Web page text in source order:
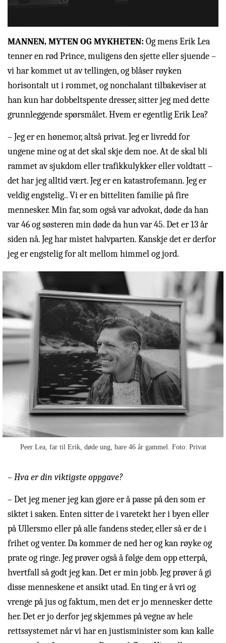
MANNEN, MYTEN OG MYKHETEN: Og mens Erik Lea
tenner en rød Prince, muligens den sjette eller sjuende –
vi har kommet ut av tellingen, og blåser røyken
horisontalt ut i rommet, og nonchalant tilbakeviser at
han kun har dobbeltspente dresser, sitter jeg med dette
grunnleggende spørsmålet. Hvem er egentlig Erik Lea?
– Jeg er en hønemor, altså privat. Jeg er livredd for
ungene mine og at det skal skje dem noe. At de skal bli
rammet av sjukdom eller trafikkulykker eller voldtatt –
det har jeg alltid vært. Jeg er en katastrofemann. Jeg er
veldig engstelig.. Vi er en bitteliten familie på fire
mennesker. Min far, som også var advokat, døde da han
var 46 og søsteren min døde da hun var 45. Det er 13 år
siden nå. Jeg har mistet halvparten. Kanskje det er derfor
jeg er engstelig for alt mellom himmel og jord.
Peer Lea, far til Erik, døde ung, bare 46 år gammel. Foto: Privat
– Hva er din viktigste oppgave?
– Det jeg mener jeg kan gjøre er å passe på den som er
siktet i saken. Enten sitter de i varetekt her i byen eller
på Ullersmo eller på alle fandens steder, eller så er de i
frihet og venter. Da kommer de ned her og kan røyke og
prate og ringe. Jeg prøver også å følge dem opp etterpå,
hvertfall så godt jeg kan. Det er min jobb. Jeg prøver å gi
disse menneskene et ansikt utad. En ting er å vri og
vrenge på jus og faktum, men det er jo mennesker dette
her. Det er jo derfor jeg skjemmes på vegne av hele
rettssystemet når vi har en justisminister som kan kalle